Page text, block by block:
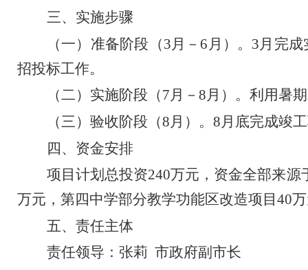
三、实施步骤
（一）准备阶段（3 月 － 6 月）。 3 月完
招投标工作。
（二）实施阶段（7月 － 8月）。 利用暑
（三）验收阶段（8月）。 8月底完成竣
四、资金安排
项目计划总投资240万元，资金全部来源
万元，第四中学部分教学功能区改造项目40
五、责任主体
责任领导：张莉 市政府副市长